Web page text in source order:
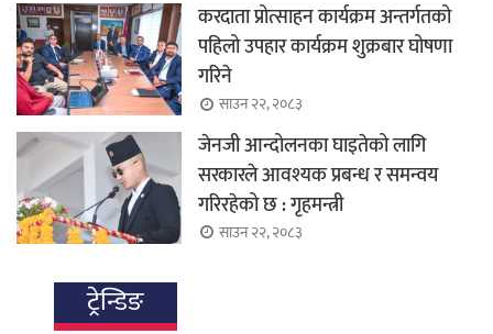
करदाता प्रोत्साहन कार्यक्रम अन्तर्गतको
पहिलो उपहार कार्यक्रम शुक्रबार घोषणा
गरिने
साउन २२, २०८३
जेनजी आन्दोलनका घाइतेको लागि
सरकारले आवश्यक प्रबन्ध र समन्वय
गरिरहेको छ : गृहमन्त्री
साउन २२, २०८३
ट्रेन्डिङ